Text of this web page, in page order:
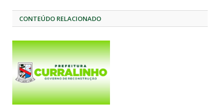
CONTEÚDO RELACIONADO